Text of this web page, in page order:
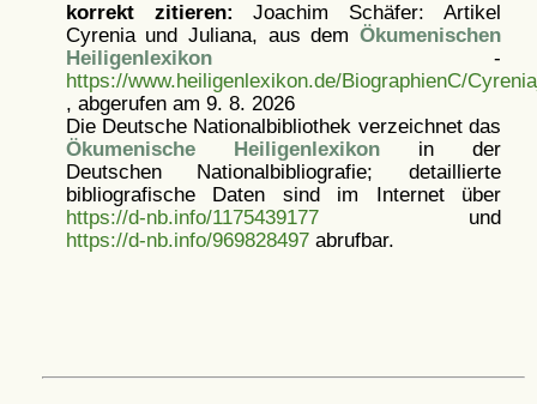
korrekt zitieren: Joachim Schäfer: Artikel
Cyrenia und Juliana, aus dem Ökumenischen
Heiligenlexikon-
https://www.heiligenlexikon.de/BiographienC/
, abgerufen am 9. 8. 2026
Die Deutsche Nationalbibliothek verzeichnet das
Ökumenische Heiligenlexikonin der
Deutschen Nationalbibliografie; detaillierte
bibliografische Daten sind im Internet über
https://d-nb.info/1175439177und
https://d-nb.info/969828497abrufbar.